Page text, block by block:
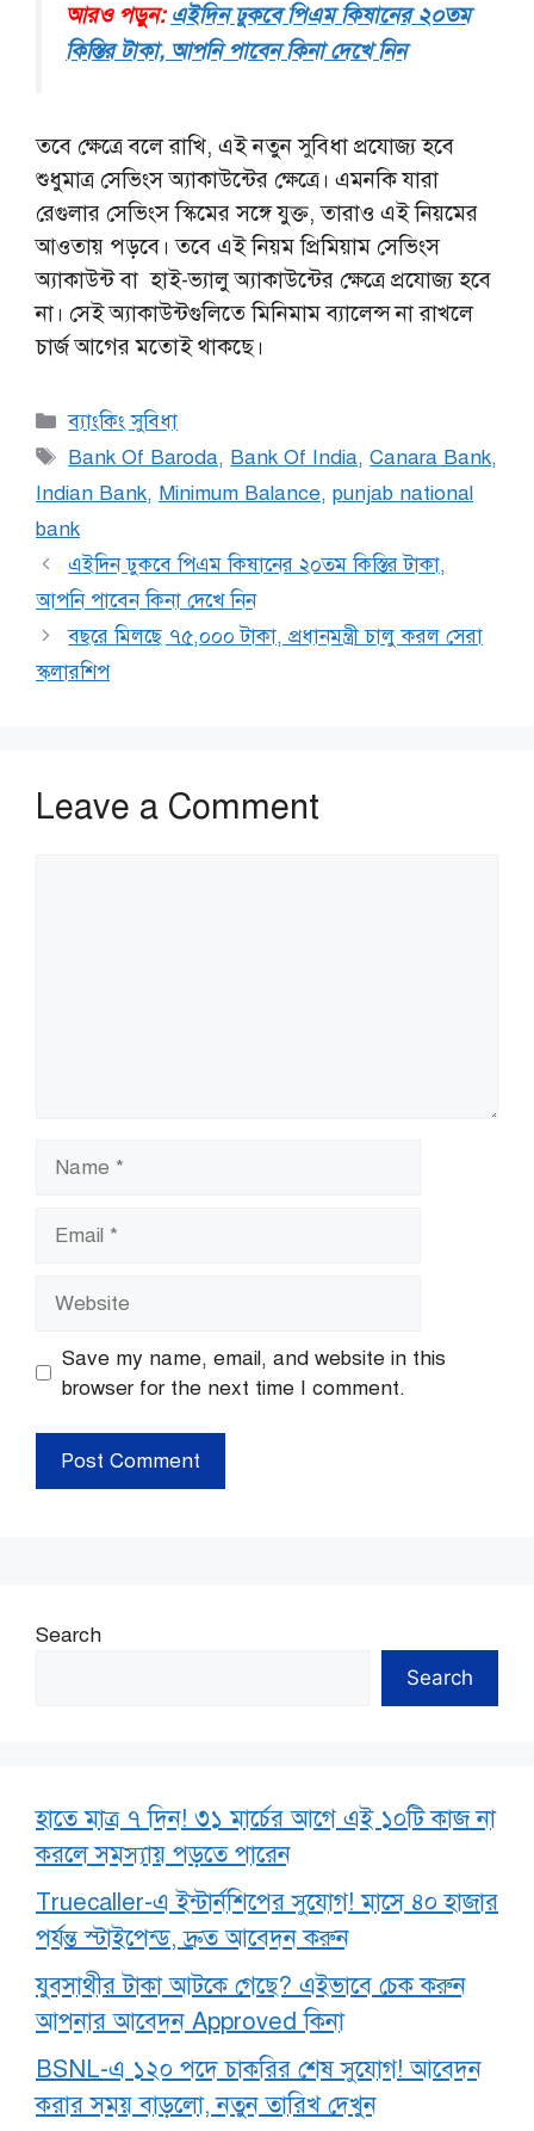
আরও পড়ুন:এইদিন ঢুকবে পিএম কিষানের ২০তম
কিস্তির টাকা, আপনি পাবেন কিনা দেখে নিন
তবে ক্ষেত্রে বলে রাখি, এই নতুন সুবিধা প্রযোজ্য হবে
শুধুমাত্র সেভিংস অ্যাকাউন্টের ক্ষেত্রে। এমনকি যারা
রেগুলার সেভিংস স্কিমের সঙ্গে যুক্ত, তারাও এই নিয়মের
আওতায় পড়বে। তবে এই নিয়ম প্রিমিয়াম সেভিংস
অ্যাকাউন্ট বা হাই-ভ্যালু অ্যাকাউন্টের ক্ষেত্রে প্রযোজ্য হবে
না। সেই অ্যাকাউন্টগুলিতে মিনিমাম ব্যালেন্স না রাখলে
চার্জ আগের মতোই থাকছে।
Categories
ব্যাংকিং সুবিধা
Tags
Bank Of Baroda, Bank Of India,Canara Bank,
Indian Bank, Minimum Balance, punjab national
bank
এইদিন ঢুকবে পিএম কিষানের ২০তম কিস্তির টাকা,
আপনি পাবেন কিনা দেখে নিন
বছরে মিলছে ৭৫,০০০ টাকা, প্রধানমন্ত্রী চালু করল সেরা
স্কলারশিপ
Leave a Comment
Save my name, email, and website in this
browser for the next time I comment.
Search
Search
হাতে মাত্র ৭ দিন! ৩১ মার্চের আগে এই ১০টি কাজ না
করলে সমস্যায় পড়তে পারেন
Truecaller-এ ইন্টার্নশিপের সুযোগ! মাসে ৪০ হাজার
পর্যন্ত স্টাইপেন্ড, দ্রুত আবেদন করুন
যুবসাথীর টাকা আটকে গেছে? এইভাবে চেক করুন
আপনার আবেদন Approved কিনা
BSNL-এ ১২০ পদে চাকরির শেষ সুযোগ! আবেদন
করার সময় বাড়লো, নতুন তারিখ দেখুন